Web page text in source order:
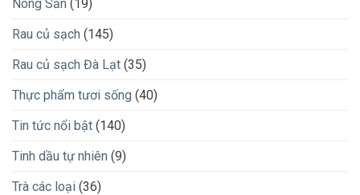
Nông Sản (19)
Rau củ sạch (145)
Rau củ sạch Đà Lạt (35)
Thực phẩm tươi sống (40)
Tin tức nổi bật (140)
Tinh dầu tự nhiên (9)
Trà các loại (36)